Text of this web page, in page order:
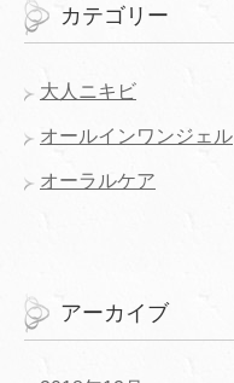
カテゴリー
大人ニキビ
オールインワンジェル
オーラルケア
アーカイブ